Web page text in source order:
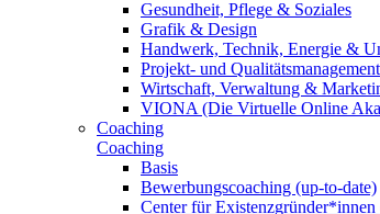
Gesundheit, Pflege & Soziales
Grafik & Design
Handwerk, Technik, Energie &
Projekt- und Qualitätsmanagement
Wirtschaft, Verwaltung &
VIONA (Die Virtuelle Online
Coaching
Coaching
Basis
Bewerbungscoaching (up-to-date)
Center für